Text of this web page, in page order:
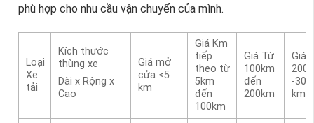
phù hợp cho nhu cầu vận chuyển của mình.
Loại
Xe
tải
Kích thước
thùng xe
Dài x Rộng x
Cao
Giá mở
cửa <5
km
Giá Km
tiếp
theo từ
5km
đến
100km
Giá Từ
100km
đến
200km
Giá
-300
km